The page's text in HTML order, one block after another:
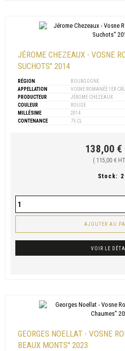
JÉROME CHEZEAUX - VOSNE
SUCHOTS" 2014
RÉGION
BOURGOGNE
APPELLATION
VOSNE ROMANÉE 1ER CRU
PRODUCTEUR
JÉROME CHEZEAUX
COULEUR
ROUGE
MILLÉSIME
2014
CONTENANCE
75 CL
138,00 €
( 115,00 €
Stock: 2
AJOUTER AU
VOIR LE
GEORGES NOELLAT - VOSNE
BEAUX MONTS" 2023